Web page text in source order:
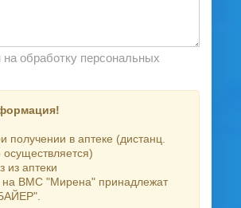
получении в аптеке (дистанц.
осуществляется)
из аптеки
на ВМС "Мирена" принадлежат